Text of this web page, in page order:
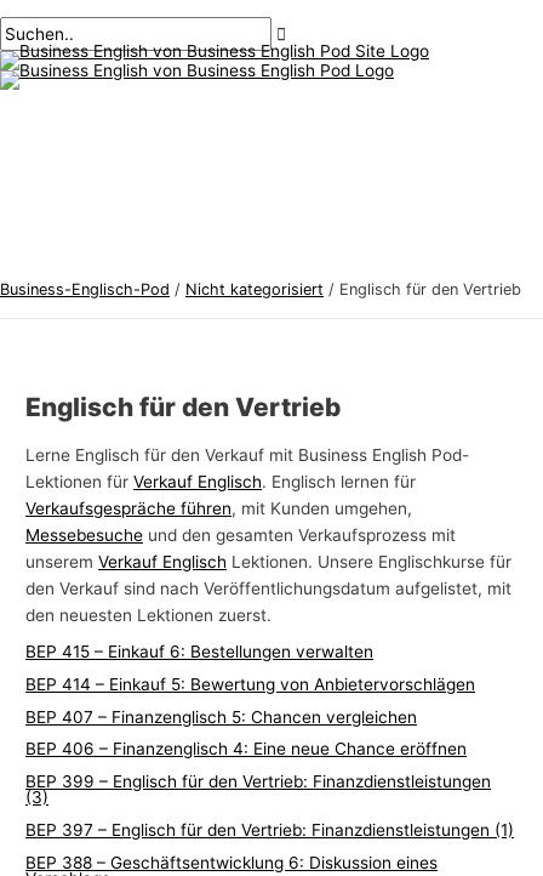
Inhalt
springen
Business-Englisch-Pod / Nicht kategorisiert / Englisch für den Vertrieb
Englisch für den Vertrieb
Lerne Englisch für den Verkauf mit Business English Pod-
Lektionen fürVerkauf Englisch. Englisch lernen für
Verkaufsgespräche führen, mit Kunden umgehen,
Messebesuche und den gesamten Verkaufsprozess mit
unseremVerkauf Englisch Lektionen. Unsere Englischkurse für
den Verkauf sind nach Veröffentlichungsdatum aufgelistet, mit
den neuesten Lektionen zuerst.
BEP 415 – Einkauf 6: Bestellungen verwalten
BEP 414 – Einkauf 5: Bewertung von Anbietervorschlägen
BEP 407 – Finanzenglisch 5: Chancen vergleichen
BEP 406 – Finanzenglisch 4: Eine neue Chance eröffnen
BEP 399 – Englisch für den Vertrieb: Finanzdienstleistungen
(3)
BEP 397 – Englisch für den Vertrieb: Finanzdienstleistungen (1)
BEP 388 – Geschäftsentwicklung 6: Diskussion eines
Sie
hier
B
u
s
s
c
h
-
S
u
c